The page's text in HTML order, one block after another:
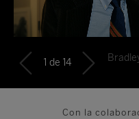
1 de 14
Con la